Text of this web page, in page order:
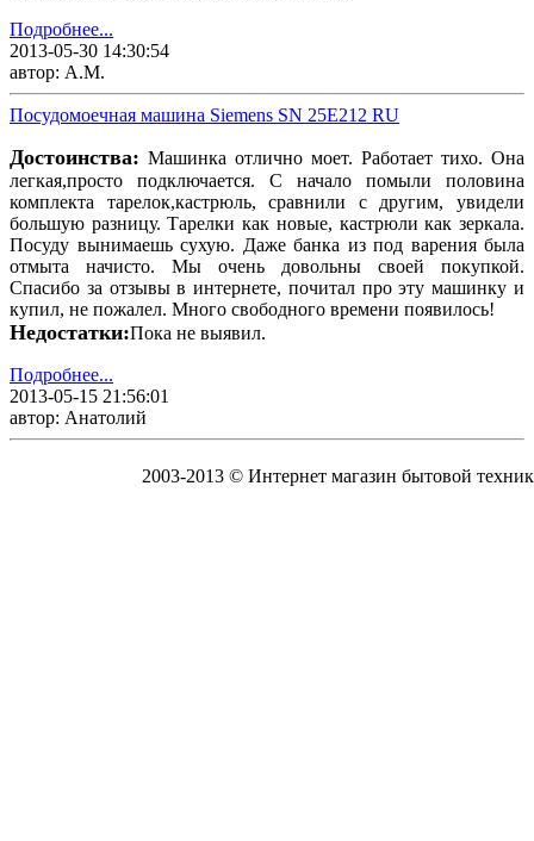
Подробнее...
2013-05-30 14:30:54
автор: А.М.
Посудомоечная машина Siemens SN 25E212 RU
Достоинства: Машинка отлично моет. Работает тихо. Она
легкая,просто подключается. С начало помыли половина
комплекта тарелок,кастрюль, сравнили с другим, увидели
большую разницу. Тарелки как новые, кастрюли как зеркала.
Посуду вынимаешь сухую. Даже банка из под варения была
отмыта начисто. Мы очень довольны своей покупкой.
Спасибо за отзывы в интернете, почитал про эту машинку и
купил, не пожалел. Много свободного времени появилось!
Недостатки:Пока не выявил.
Подробнее...
2013-05-15 21:56:01
автор: Анатолий
2003-2013 © Интернет магазин бытовой